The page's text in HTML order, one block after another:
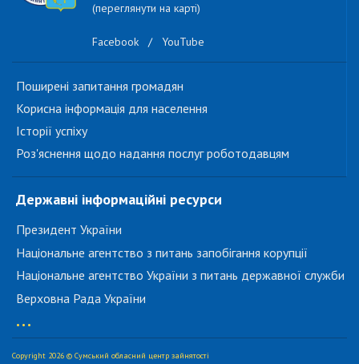
(переглянути на карті)
Facebook / YouTube
Поширені запитання громадян
Корисна інформація для населення
Історії успіху
Роз'яснення щодо надання послуг роботодавцям
Державні інформаційні ресурси
Президент України
Національне агентство з питань запобігання корупції
Національне агентство України з питань державної служби
Верховна Рада України
...
Copyright 2026 © Сумський обласний центр зайнятості